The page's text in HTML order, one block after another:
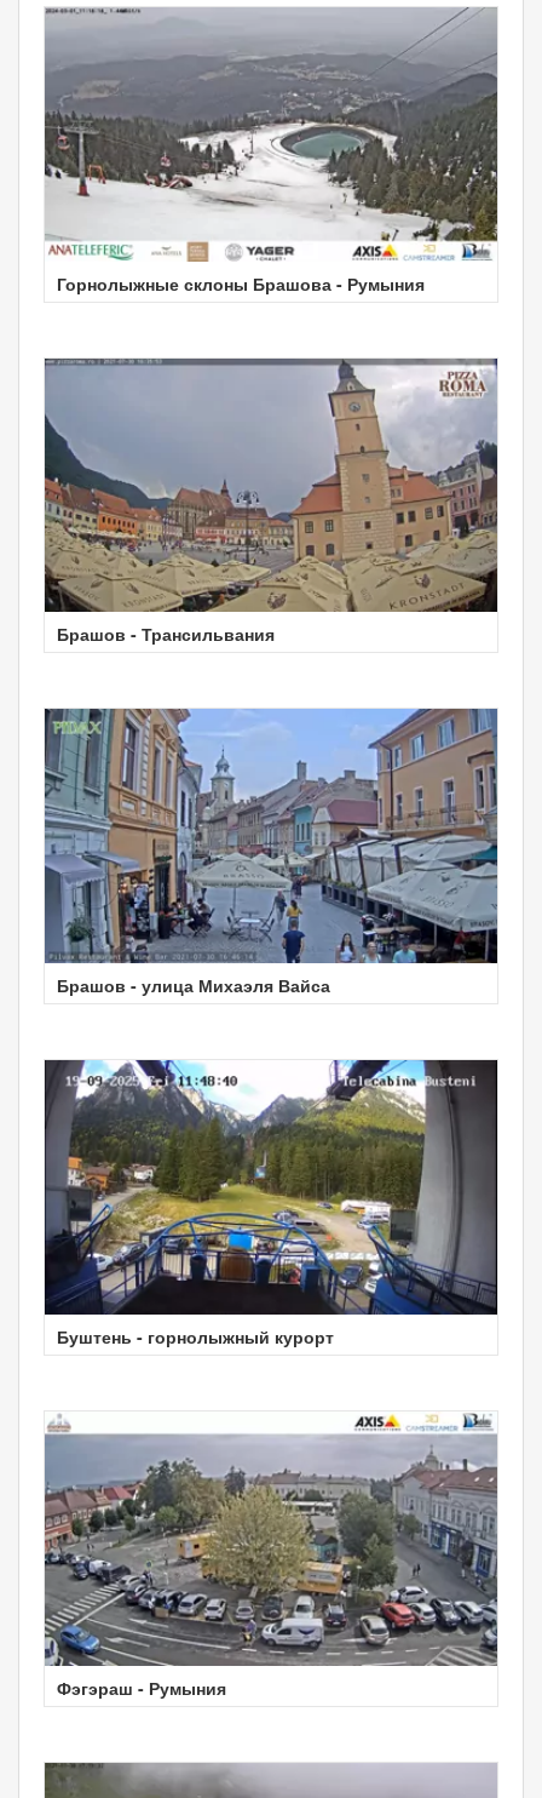
Горнолыжные склоны Брашова - Румыния
Брашов - Трансильвания
Брашов - улица Михаэля Вайса
Буштень - горнолыжный курорт
Фэгэраш - Румыния